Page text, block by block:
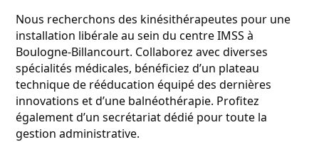
Nous recherchons des kinésithérapeutes pour une
installation libérale au sein du centre IMSS à
Boulogne-Billancourt. Collaborez avec diverses
spécialités médicales, bénéficiez d’un plateau
technique de rééducation équipé des dernières
innovations et d’une balnéothérapie. Profitez
également d’un secrétariat dédié pour toute la
gestion administrative.